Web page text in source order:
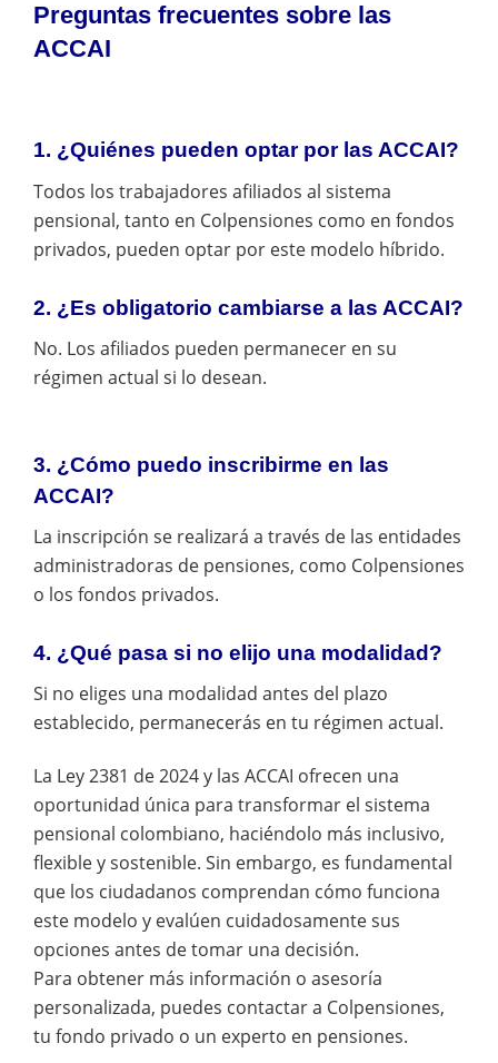
Preguntas frecuentes sobre las
ACCAI
1. ¿Quiénes pueden optar por las ACCAI?
Todos los trabajadores afiliados al sistema
pensional, tanto en Colpensiones como en fondos
privados, pueden optar por este modelo híbrido.
2. ¿Es obligatorio cambiarse a las ACCAI?
No. Los afiliados pueden permanecer en su
régimen actual si lo desean.
3. ¿Cómo puedo inscribirme en las
ACCAI?
La inscripción se realizará a través de las entidades
administradoras de pensiones, como Colpensiones
o los fondos privados.
4. ¿Qué pasa si no elijo una modalidad?
Si no eliges una modalidad antes del plazo
establecido, permanecerás en tu régimen actual.
La Ley 2381 de 2024 y las ACCAI ofrecen una
oportunidad única para transformar el sistema
pensional colombiano, haciéndolo más inclusivo,
flexible y sostenible. Sin embargo, es fundamental
que los ciudadanos comprendan cómo funciona
este modelo y evalúen cuidadosamente sus
opciones antes de tomar una decisión.
Para obtener más información o asesoría
personalizada, puedes contactar a Colpensiones,
tu fondo privado o un experto en pensiones.